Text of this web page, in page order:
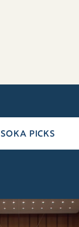
SOKA PICKS